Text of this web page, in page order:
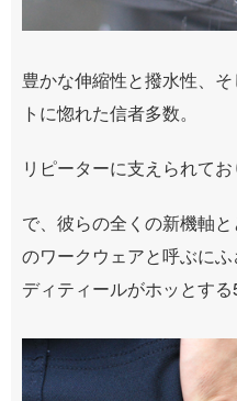
豊かな伸縮性と撥水性、
トに惚れた信者多数。
リピーターに支えられてお
で、彼らの全くの新機軸
のワークウェアと呼ぶに
ディティールがホッとする